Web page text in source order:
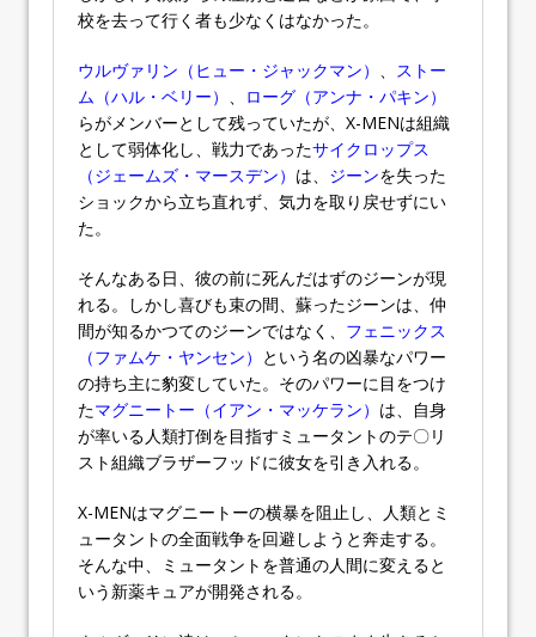
校を去って行く者も少なくはなかった。
ウルヴァリン（ヒュー・ジャックマン） 、 ストー
ム（ハル・ベリー） 、
ローグ（アンナ・パキン）
らがメンバーとして残っていたが、X-MENは組織
として弱体化し、戦力であったサイクロップス
（ジェームズ・マースデン） は、 ジーンを失った
ショックから立ち直れず、気力を取り戻せずにい
た。
そんなある日、彼の前に死んだはずのジーンが現
れる。しかし喜びも束の間、蘇ったジーンは、仲
間が知るかつてのジーンではなく、 フェニックス
（ファムケ・ヤンセン） という名の凶暴なパワー
の持ち主に豹変していた。そのパワーに目をつけ
たマグニートー（イアン・マッケラン） は、自身
が率いる人類打倒を目指すミュータントのテ〇リ
スト組織ブラザーフッドに彼女を引き入れる。
X-MENはマグニートーの横暴を阻止し、人類とミ
ュータントの全面戦争を回避しようと奔走する。
そんな中、ミュータントを普通の人間に変えると
いう新薬キュアが開発される。